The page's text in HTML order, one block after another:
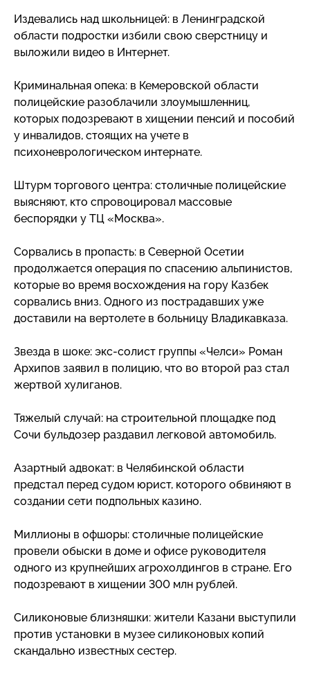
Издевались над школьницей: в Ленинградской
области подростки избили свою сверстницу и
выложили видео в Интернет.
Криминальная опека: в Кемеровской области
полицейские разоблачили злоумышленниц,
которых подозревают в хищении пенсий и пособий
у инвалидов, стоящих на учете в
психоневрологическом интернате.
Штурм торгового центра: столичные полицейские
выясняют, кто спровоцировал массовые
беспорядки у ТЦ «Москва».
Сорвались в пропасть: в Северной Осетии
продолжается операция по спасению альпинистов,
которые во время восхождения на гору Казбек
сорвались вниз. Одного из пострадавших уже
доставили на вертолете в больницу Владикавказа.
Звезда в шоке: экс-солист группы «Челси» Роман
Архипов заявил в полицию, что во второй раз стал
жертвой хулиганов.
Тяжелый случай: на строительной площадке под
Сочи бульдозер раздавил легковой автомобиль.
Азартный адвокат: в Челябинской области
предстал перед судом юрист, которого обвиняют в
создании сети подпольных казино.
Миллионы в офшоры: столичные полицейские
провели обыски в доме и офисе руководителя
одного из крупнейших агрохолдингов в стране. Его
подозревают в хищении 300 млн рублей.
Силиконовые близняшки: жители Казани выступили
против установки в музее силиконовых копий
скандально известных сестер.